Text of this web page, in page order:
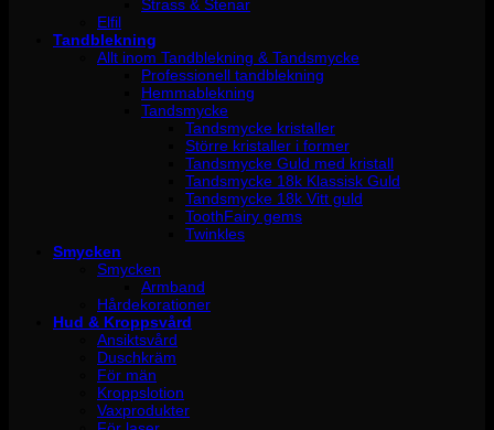
Strass & Stenar
Elfil
Tandblekning
Allt inom Tandblekning & Tandsmycke
Professionell tandblekning
Hemmablekning
Tandsmycke
Tandsmycke kristaller
Större kristaller i former
Tandsmycke Guld med kristall
Tandsmycke 18k Klassisk Guld
Tandsmycke 18k Vitt guld
ToothFairy gems
Twinkles
Smycken
Smycken
Armband
Hårdekorationer
Hud & Kroppsvård
Ansiktsvård
Duschkräm
För män
Kroppslotion
Vaxprodukter